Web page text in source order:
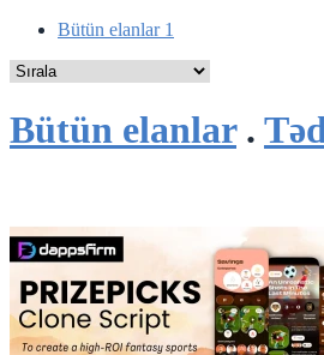
Bütün elanlar 1
Bütün elanlar.